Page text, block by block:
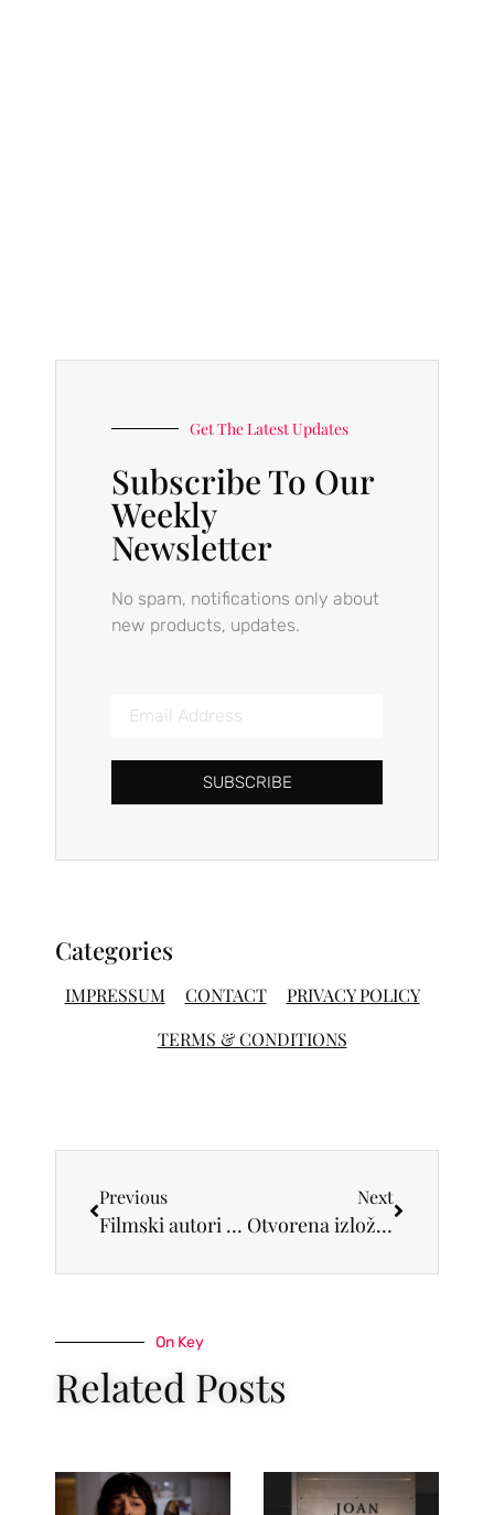
Get The Latest Updates
Subscribe To Our
Weekly
Newsletter
No spam, notifications only about
new products, updates.
SUBSCRIBE
Categories
IMPRESSUM CONTACT
PRIVACY POLICY
TERMS & CONDITIONS
Previous
Filmski autori povezali Japan i Srbiju na 12. JSFF-u
Next
Otvorena izložba Ducija Jovića „Hvatači snova“ u Aleksić galeriji
On Key
Related Posts